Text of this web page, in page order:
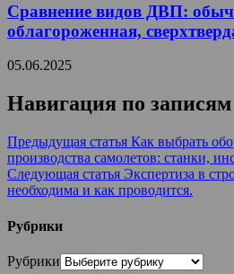
Сравнение видов ДВП:
облагороженная,
05.06.2025
Навигация по записям
Предыдущая статья Как выбрать
производства самолетов: станки,
Следующая статья Экспертиза в
необходима и как проводится.
Рубрики
Рубрики